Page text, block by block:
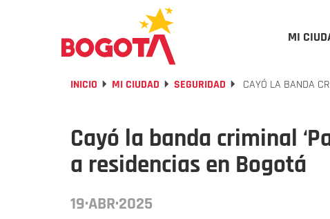
MI
INICIO MI CIUDAD SEGURIDAD CAYÓ LA BANDA
Cayó la banda criminal
a residencias en Bogotá
19·ABR·2025